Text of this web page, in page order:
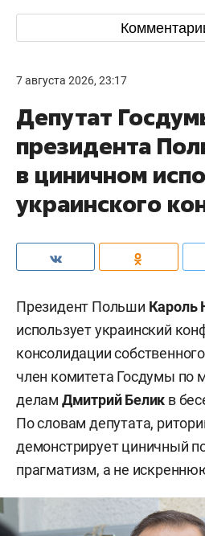
7 августа 2026, 23:17
Депутат
президента
в циничном
украинского
Президент Польши Кароль
использует украинский
консолидации
член комитета Госдумы
делам Дмитрий Белик в
По словам депутата,
демонстрирует циничный
прагматизм, а не